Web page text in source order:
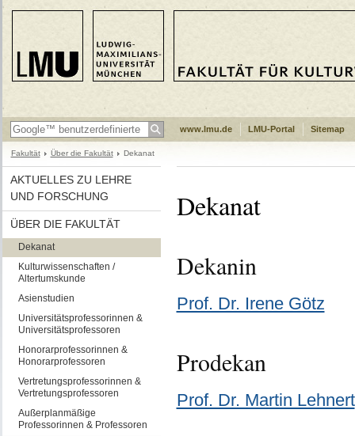
www.lmu.de LMU-Portal Sitemap
Fakultät Über die Fakultät Dekanat
AKTUELLES ZU LEHRE
UND FORSCHUNG
ÜBER DIE FAKULTÄT
Dekanat
Kulturwissenschaften /
Altertumskunde
Asienstudien
Universitätsprofessorinnen &
Universitätsprofessoren
Honorarprofessorinnen &
Honorarprofessoren
Vertretungsprofessorinnen &
Vertretungsprofessoren
Außerplanmäßige
Professorinnen & Professoren
Dekanat
Dekanin
Prof. Dr. Irene Götz
Prodekan
Prof. Dr. Martin Lehnert